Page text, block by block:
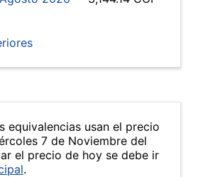
equivalencias usan el precio
7 de Noviembre del
el precio de hoy se debe ir
.